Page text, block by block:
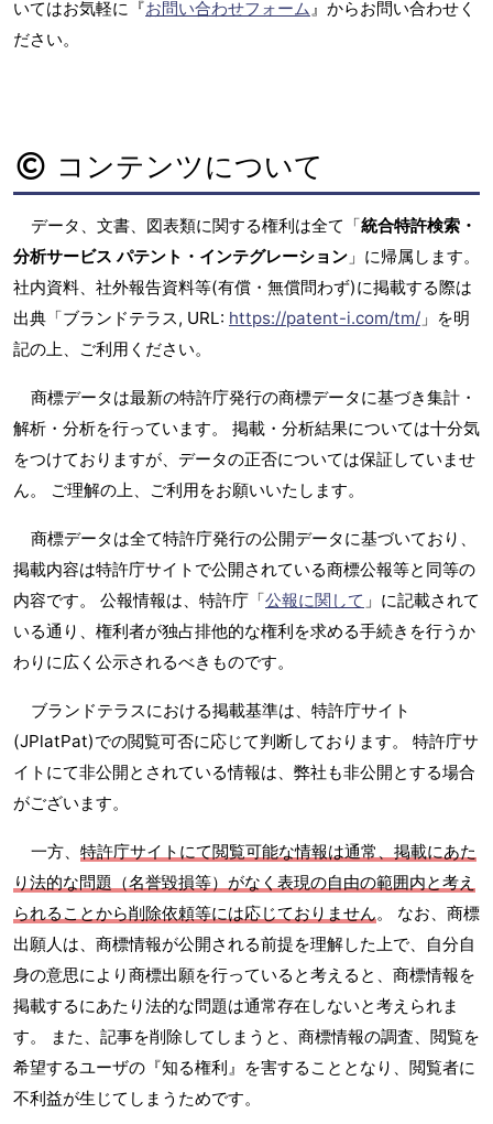
いてはお気軽に『お問い合わせフォーム』からお問い合わせく
ださい。
コンテンツについて
データ、文書、図表類に関する権利は全て「統合特許検索・
分析サービス パテント・インテグレーション 」に帰属します。
社内資料、社外報告資料等(有償・無償問わず)に掲載する際は
出典「ブランドテラス, URL: https://patent-i.com/tm/ 」を明
記の上、ご利用ください。
商標データは最新の特許庁発行の商標データに基づき集計・
解析・分析を行っています。 掲載・分析結果については十分気
をつけておりますが、データの正否については保証していませ
ん。 ご理解の上、ご利用をお願いいたします。
商標データは全て特許庁発行の公開データに基づいており、
掲載内容は特許庁サイトで公開されている商標公報等と同等の
内容です。 公報情報は、特許庁「公報に関して 」に記載されて
いる通り、権利者が独占排他的な権利を求める手続きを行うか
わりに広く公示されるべきものです。
ブランドテラスにおける掲載基準は、特許庁サイト
(JPlatPat)での閲覧可否に応じて判断しております。 特許庁サ
イトにて非公開とされている情報は、弊社も非公開とする場合
がございます。
一方、 特許庁サイトにて閲覧可能な情報は通常、掲載にあた
り法的な問題（名誉毀損等）がなく表現の自由の範囲内と考え
られることから削除依頼等には応じておりません。 なお、商標
出願人は、商標情報が公開される前提を理解した上で、自分自
身の意思により商標出願を行っていると考えると、商標情報を
掲載するにあたり法的な問題は通常存在しないと考えられま
す。 また、記事を削除してしまうと、商標情報の調査、閲覧を
希望するユーザの『知る権利』を害することとなり、閲覧者に
不利益が生じてしまうためです。